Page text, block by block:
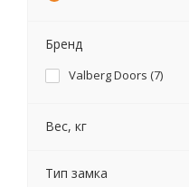
Бренд
Valberg Doors (7)
Вес, кг
Тип замка